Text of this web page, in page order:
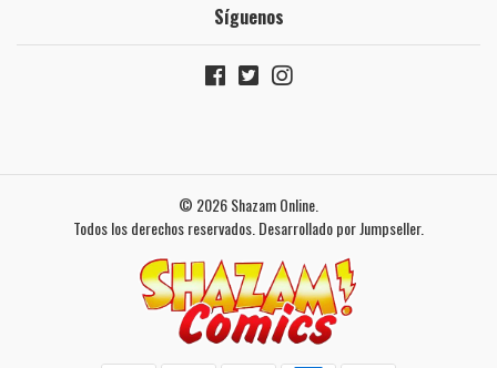
Síguenos
© 2026 Shazam Online.
Todos los derechos reservados. Desarrollado por Jumpseller.